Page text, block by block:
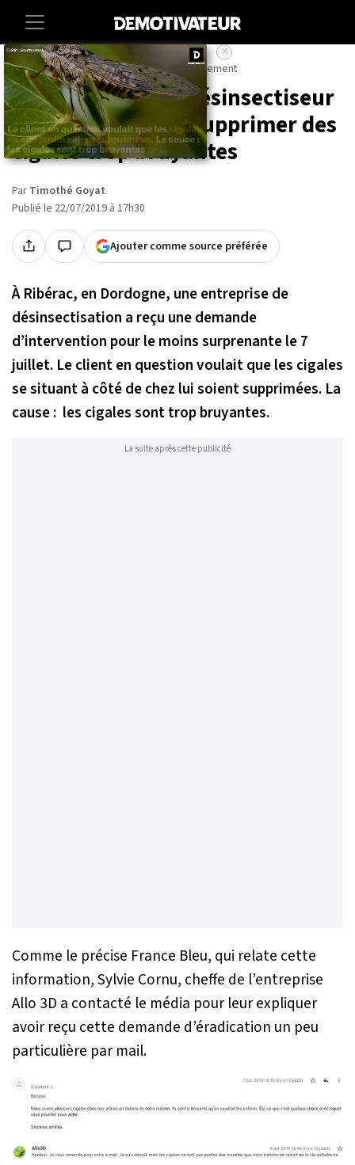
Accueil Societe Animaux Environnement
En Dordogne, un désinsectiseur
a été appelé pour supprimer des
cigales trop bruyantes
Par Timothé Goyat
Publié le 22/07/2019 à 17h30
Ajouter comme source préférée
×
À Ribérac, en Dordogne, une entreprise de
désinsectisation a reçu une demande
d’intervention pour le moins surprenante le 7
juillet. Le client en question voulait que les cigales
se situant à côté de chez lui soient supprimées. La
cause : les cigales sont trop bruyantes.
La suite après cette publicité
Comme le précise France Bleu, qui relate cette
information, Sylvie Cornu, cheffe de l’entreprise
Allo 3D a contacté le média pour leur expliquer
avoir reçu cette demande d’éradication un peu
particulière par mail.